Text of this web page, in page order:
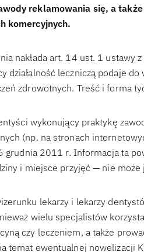
reklamowania się, a
komercyjnych.
nakłada art. 14 ust. 1 ustawy
działalność leczniczą podaje
zdrowotnych. Treść i forma
wykonujący praktykę
(np. na stronach
grudnia 2011 r. Informacja ta
i miejsce przyjęć — nie
lekarzy i lekarzy
wielu specjalistów
czy leczeniem, a także
temat ewentualnej nowelizacji